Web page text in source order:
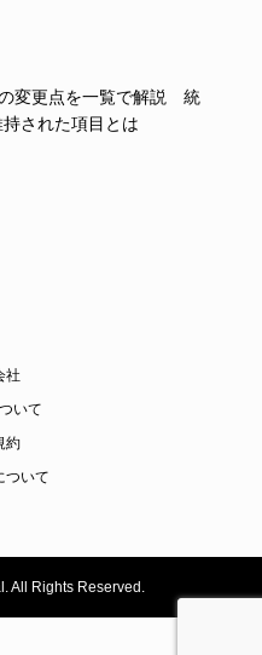
変更点を一覧で解説 統
された項目とは
社
いて
約
ついて
All Rights Reserved.